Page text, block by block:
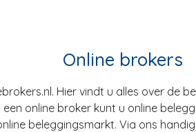
Online brokers
Hier vindt u alles over de
online broker kunt u online
beleggingsmarkt. Via ons